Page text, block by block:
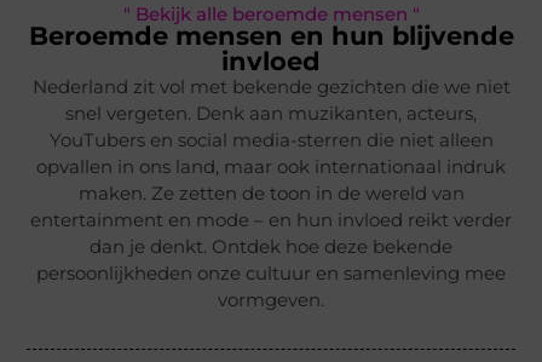
" Bekijk alle beroemde mensen "
Beroemde mensen en hun blijvende
invloed
Nederland zit vol met bekende gezichten die we niet
snel vergeten. Denk aan muzikanten, acteurs,
YouTubers en social media-sterren die niet alleen
opvallen in ons land, maar ook internationaal indruk
maken. Ze zetten de toon in de wereld van
entertainment en mode – en hun invloed reikt verder
dan je denkt. Ontdek hoe deze bekende
persoonlijkheden onze cultuur en samenleving mee
vormgeven.